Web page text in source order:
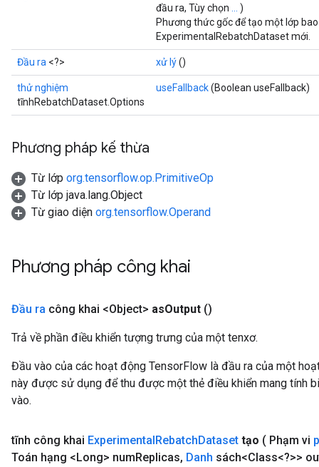
đầu ra, Tùy chọn
)
Phương thức gốc để tạo một lớp
ExperimentalRebatchDataset mới.
Đầu ra <?> xử lý()
thử nghiệm
tĩnhRebatchDataset.Options
useFallback(Boolean useFallback)
Phương pháp kế thừa
Từ lớp org.tensorflow.op.PrimitiveOp
Từ lớp java.lang.Object
Từ giao diện org.tensorflow.Operand
Phương pháp công khai
Đầu ra công khai <Object> asOutput ()
Trả về phần điều khiển tượng trưng của một tenxơ.
Đầu vào của các hoạt động TensorFlow là đầu ra của một
này được sử dụng để thu được một thẻ điều khiển mang tính
vào.
tĩnh công khai ExperimentalRebatchDataset tạo ( Phạm vi
Toán hạng <Long> numReplicas, Danh sách<Class<?>>